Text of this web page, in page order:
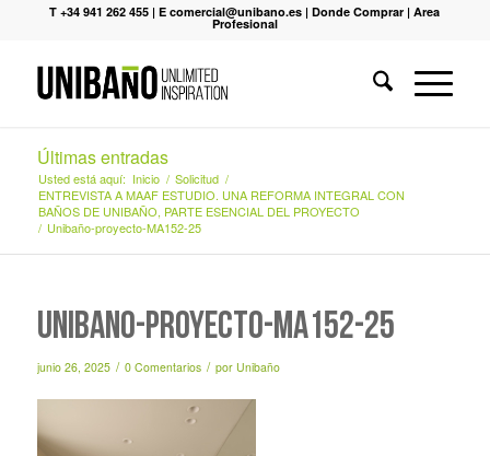
T +34 941 262 455 |E comercial@unibano.es |Donde Comprar |Area
Profesional
Últimas entradas
Usted está aquí: Inicio / Solicitud /
ENTREVISTA A MAAF ESTUDIO. UNA REFORMA INTEGRAL CON
BAÑOS DE UNIBAÑO, PARTE ESENCIAL DEL PROYECTO
/ Unibaño-proyecto-MA152-25
Unibaño-proyecto-MA152-25
junio 26, 2025 / 0 Comentarios / por Unibaño